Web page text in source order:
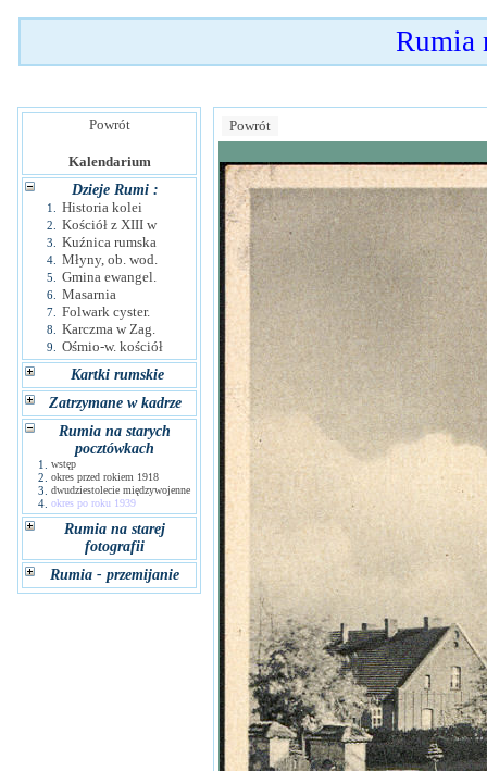
Rumia
Powrót
Kalendarium
Dzieje Rumi :
1. Historia kolei
2. Kościół z XIII w
3. Kuźnica rumska
4. Młyny, ob. wod.
5. Gmina ewangel.
6. Masarnia
7. Folwark cyster.
8. Karczma w Zag.
9.
Ośmio-w. kościół
Kartki rumskie
Zatrzymane w kadrze
Rumia na starych
pocztówkach
1. wstęp
2. okres przed rokiem 1918
3. dwudziestolecie międzywojenne
4. okres po roku 1939
Rumia na starej
fotografii
Rumia - przemijanie
Powrót